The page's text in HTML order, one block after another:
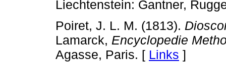
Liechtenstein: Gantner,
Poiret, J. L. M. (1813).
Lamarck, Encyclopedie
Agasse, Paris. [ Links ]